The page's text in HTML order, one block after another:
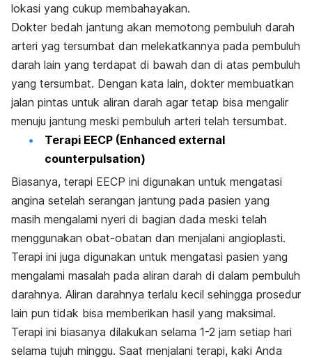
lokasi yang cukup membahayakan.
Dokter bedah jantung akan memotong pembuluh darah
arteri yag tersumbat dan melekatkannya pada pembuluh
darah lain yang terdapat di bawah dan di atas pembuluh
yang tersumbat. Dengan kata lain, dokter membuatkan
jalan pintas untuk aliran darah agar tetap bisa mengalir
menuju jantung meski pembuluh arteri telah tersumbat.
Terapi EECP (Enhanced external
counterpulsation)
Biasanya, terapi EECP ini digunakan untuk mengatasi
angina setelah serangan jantung pada pasien yang
masih mengalami nyeri di bagian dada meski telah
menggunakan obat-obatan dan menjalani angioplasti.
Terapi ini juga digunakan untuk mengatasi pasien yang
mengalami masalah pada aliran darah di dalam pembuluh
darahnya. Aliran darahnya terlalu kecil sehingga prosedur
lain pun tidak bisa memberikan hasil yang maksimal.
Terapi ini biasanya dilakukan selama 1-2 jam setiap hari
selama tujuh minggu. Saat menjalani terapi, kaki Anda